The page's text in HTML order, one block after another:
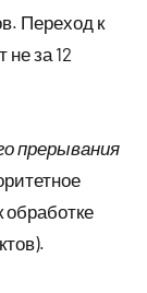
Переход к
за 12
прерывания
обработке